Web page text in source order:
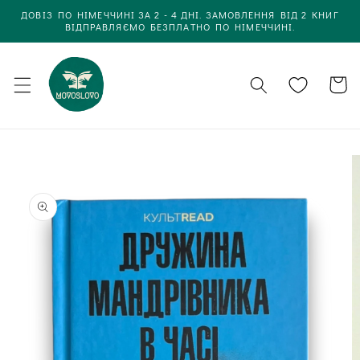
до
вмісту
ДОВІЗ ПО НІМЕЧЧИНІ ЗА 2 - 4 ДНІ. ЗАМОВЛЕННЯ ВІД 2 КНИГ
ВІДПРАВЛЯЄМО БЕЗПЛАТНО ПО НІМЕЧЧИНІ.
Кошик